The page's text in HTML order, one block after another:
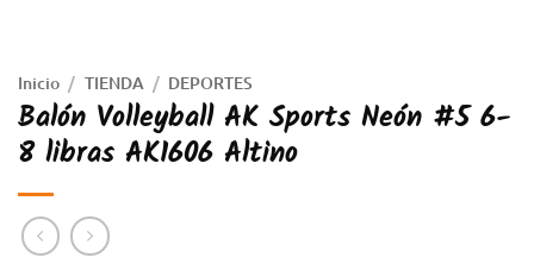
Inicio / TIENDA / DEPORTES
Balón Volleyball AK Sports Neón #5 6-
8 libras AK1606 Altino